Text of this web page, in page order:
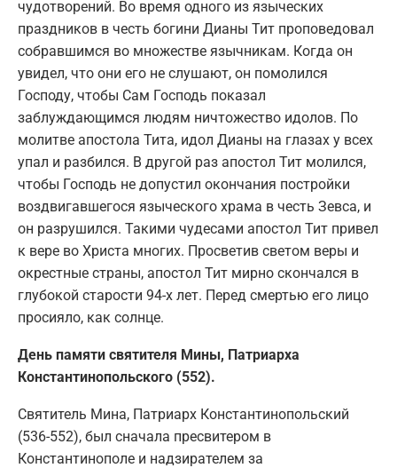
чудотворений. Во время одного из языческих
праздников в честь богини Дианы Тит проповедовал
собравшимся во множестве язычникам. Когда он
увидел, что они его не слушают, он помолился
Господу, чтобы Сам Господь показал
заблуждающимся людям ничтожество идолов. По
молитве апостола Тита, идол Дианы на глазах у всех
упал и разбился. В другой раз апостол Тит молился,
чтобы Господь не допустил окончания постройки
воздвигавшегося языческого храма в честь Зевса, и
он разрушился. Такими чудесами апостол Тит привел
к вере во Христа многих. Просветив светом веры и
окрестные страны, апостол Тит мирно скончался в
глубокой старости 94-х лет. Перед смертью его лицо
просияло, как солнце.
День памяти святителя Мины, Патриарха
Константинопольского (552).
Святитель Мина, Патриарх Константинопольский
(536-552), был сначала пресвитером в
Константинополе и надзирателем за